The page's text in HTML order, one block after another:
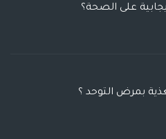
على الصحة؟
بمرض التوحد ؟